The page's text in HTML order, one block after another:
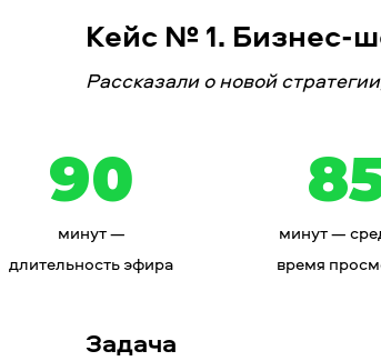
Кейс № 1. Бизнес-
Рассказали о новой
90
минут —
длительность эфира
минут —
время
Задача